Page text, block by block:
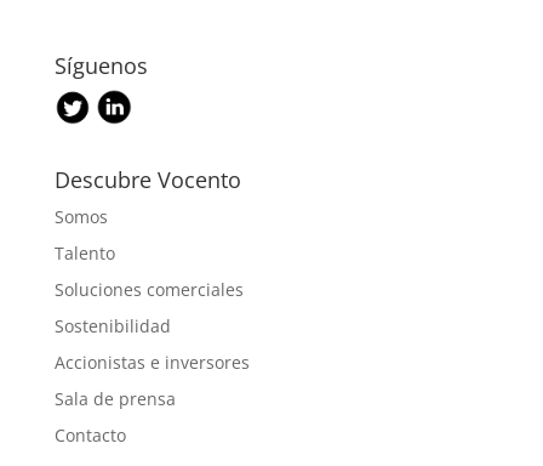
Síguenos
Descubre Vocento
Somos
Talento
Soluciones comerciales
Sostenibilidad
Accionistas e inversores
Sala de prensa
Contacto